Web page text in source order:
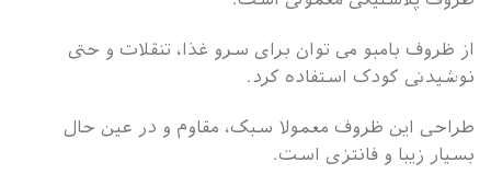
از ظروف بامبو می توان برای سرو غذا، تنقلات و حتی
نوشیدنی کودک استفاده کرد.
طراحی این ظروف معمولا سبک، مقاوم و در عین حال
بسیار زیبا و فانتزی است.